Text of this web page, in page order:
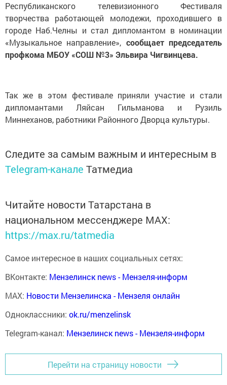
Республиканского телевизионного Фестиваля
творчества работающей молодежи, проходившего в
городе Наб.Челны и стал дипломантом в номинации
«Музыкальное направление», сообщает председатель
профкома МБОУ «СОШ №3» Эльвира Чигвинцева.
Так же в этом фестивале приняли участие и стали
дипломантами Ляйсан Гильманова и Рузиль
Миннеханов, работники Районного Дворца культуры.
Следите за самым важным и интересным в
Telegram-канале Татмедиа
Читайте новости Татарстана в
национальном мессенджере MАХ:
https://max.ru/tatmedia
Самое интересное в наших социальных сетях:
ВКонтакте: Мензелинск news - Мензеля-информ
MAX: Новости Мензелинска - Мензеля онлайн
Одноклассники: ok.ru/menzelinsk
Telegram-канал: Мензелинск news - Мензеля-информ
Перейти на страницу новости